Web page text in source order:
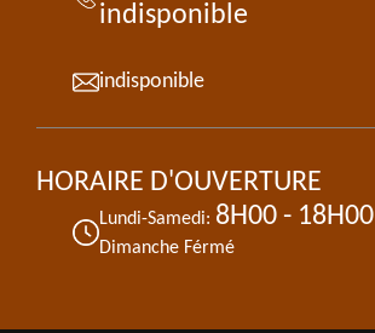
indisponible
indisponible
HORAIRE D'OUVERTURE
Lundi-Samedi: 8H00 - 18H00
Dimanche Férmé